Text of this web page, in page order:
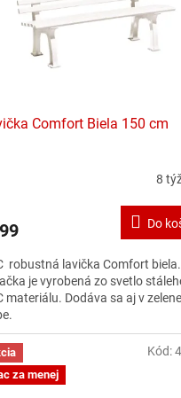
Comfort Biela 150 cm
8
Do
robustná lavička Comfort biela.
je vyrobená zo svetlo
materiálu. Dodáva sa aj v
za menej
Kód: